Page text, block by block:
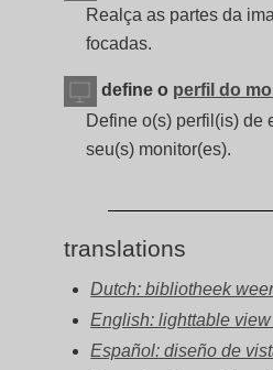
Realça as partes da
focadas.
define o perfil do
Define o(s) perfil(is) de
seu(s) monitor(es).
translations
Dutch: bibliotheek
English: lighttable
Español: diseño de